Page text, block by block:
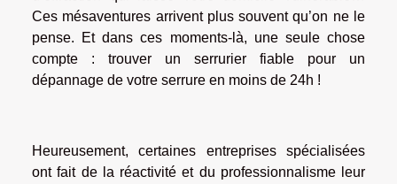
Ces mésaventures arrivent plus souvent qu’on ne le
pense. Et dans ces moments-là, une seule chose
compte : trouver un serrurier fiable pour un
dépannage de votre serrure en moins de 24h !
Heureusement, certaines entreprises spécialisées
ont fait de la réactivité et du professionnalisme leur